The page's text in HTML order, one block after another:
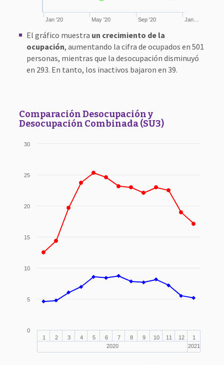
Jan '20 May '20 Sep '20 Jan…
El gráfico muestra un crecimiento de la
ocupación, aumentando la cifra de ocupados en 501
personas, mientras que la desocupación disminuyó
en 293. En tanto, los inactivos bajaron en 39.
Comparación Desocupación y
Desocupación Combinada (SU3)
1
2020
2 3 4 5 6 7 8 9 10 11 12
1
2021
0
5
10
15
20
25
30